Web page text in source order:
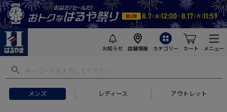
お知らせ 店舗情報 カテゴリー カート メニュー
メンズ レディース アウトレット